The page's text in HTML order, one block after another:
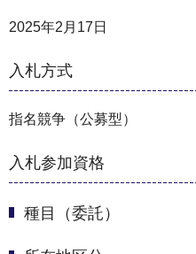
2025年2月17日
入札方式
指名競争（公募型）
入札参加資格
種目（委託）